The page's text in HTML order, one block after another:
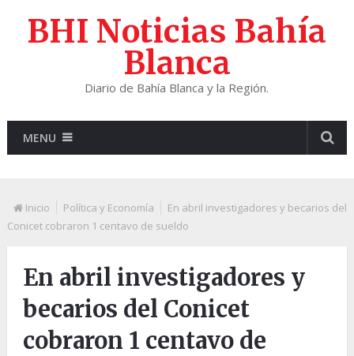
BHI Noticias Bahía
Blanca
Diario de Bahía Blanca y la Región.
MENU
Inicio Política y Economía
En abril investigadores y becarios del
Conicet cobraron 1 centavo de sueldo
En abril investigadores y
becarios del Conicet
cobraron 1 centavo de